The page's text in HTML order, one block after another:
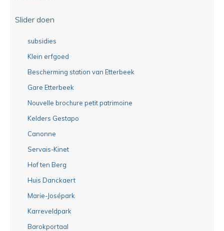
Slider doen
subsidies
Klein erfgoed
Bescherming station van Etterbeek
Gare Etterbeek
Nouvelle brochure petit patrimoine
Kelders Gestapo
Canonne
Servais-Kinet
Hof ten Berg
Huis Danckaert
Marie-Josépark
Karreveldpark
Barokportaal